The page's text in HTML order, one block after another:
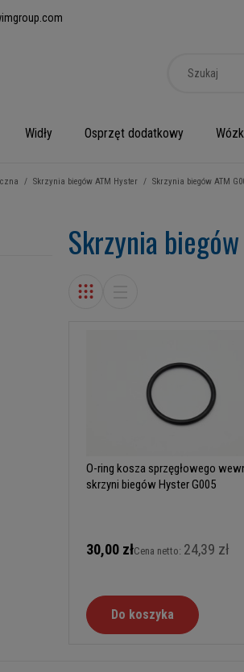
Widły Osprzęt dodatkowy
/ Skrzynia biegów ATM Hyster / Skrzynia biegów ATM
Skrzynia
O-ring kosza sprzęgłowego
skrzyni biegów Hyster G005
30,00 złCena netto: 24,39 zł
Do koszyka